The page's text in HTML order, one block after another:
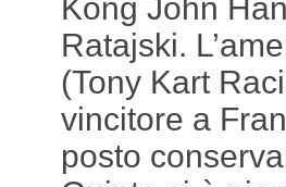
Kong John
Ratajski.
(Tony Kart
vincitore a
posto